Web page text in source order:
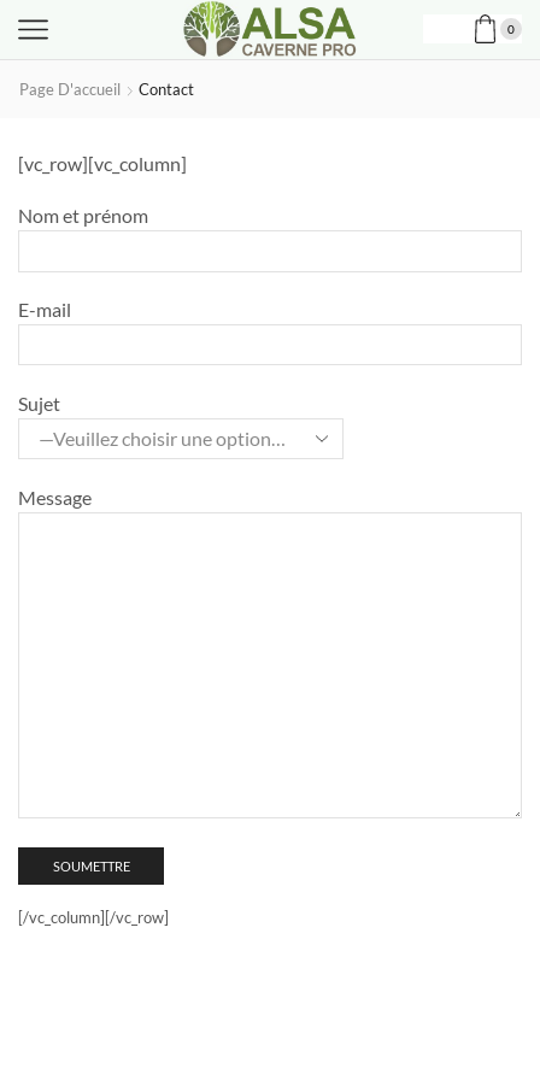
0
Page D'accueil Contact
[vc_row][vc_column]
Nom et prénom
E-mail
Sujet
Message
[/vc_column][/vc_row]